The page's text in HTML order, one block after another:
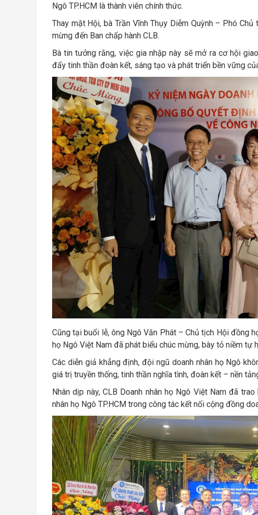
Ngô TP.HCM là thành viên chính thức.
Thay mặt Hội, bà Trần Vĩnh Thụy Diễm Quỳnh – Phó
mừng đến Ban chấp hành CLB.
Bà tin tưởng rằng, việc gia nhập này sẽ mở ra cơ hội
đẩy tinh thần đoàn kết, sáng tạo và phát triển bền vững
Cũng tại buổi lễ, ông Ngô Văn Phát – Chủ tịch Hội đồng
họ Ngô Việt Nam đã phát biểu chúc mừng, bày tỏ niềm tự
Các diễn giả khẳng định, đội ngũ doanh nhân họ Ngô
giá trị truyền thống, tinh thần nghĩa tình, đoàn kết – nền
Nhân dịp này, CLB Doanh nhân họ Ngô Việt Nam đã
nhân họ Ngô TP.HCM trong công tác kết nối cộng đồng